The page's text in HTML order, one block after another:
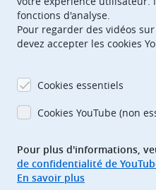
EuropeanPatentOffice
EPOorg EPOjobs
TheEPO
fonctions d'analyse.
Pour regarder des vidéos
devez accepter les cookies
Cookies essentiels
Cookies YouTube (non
Pour plus d'informations,
de confidentialité de
En savoir plus